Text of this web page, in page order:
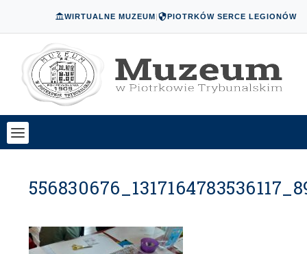
WIRTUALNE MUZEUM| PIOTRKÓW SERCE LEGIONÓW